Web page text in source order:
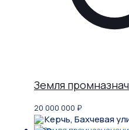
Земля
20 000 000 ₽
Керчь, Бахчевая